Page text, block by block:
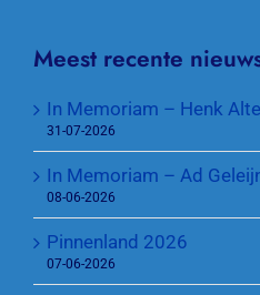
Meest recente
In Memoriam – Henk
31-07-2026
In Memoriam – Ad
08-06-2026
Pinnenland 2026
07-06-2026